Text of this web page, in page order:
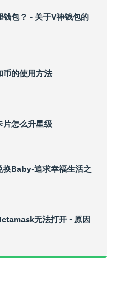
钱包？ - 关于V神钱包的
币的使用方法
片怎么升星级
换baby-追求幸福生活之
无法打开 - 原因